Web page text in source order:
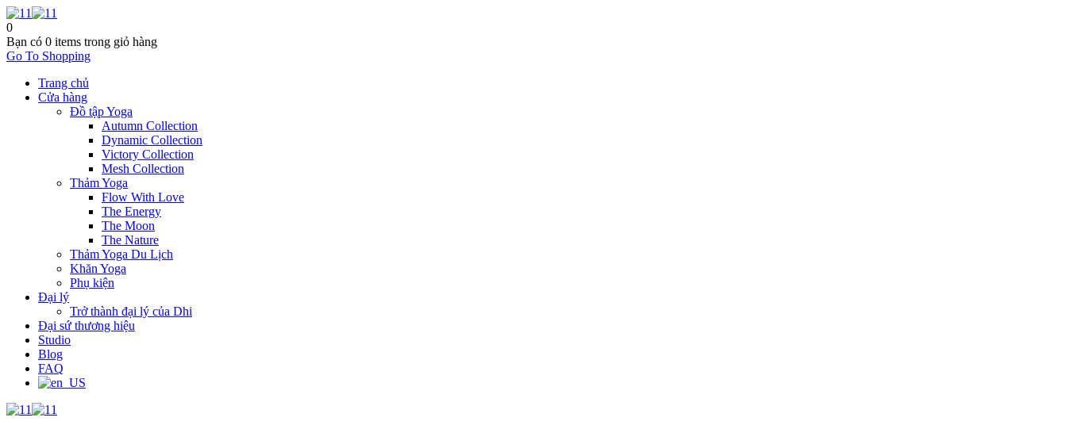
0
Bạn có 0 items trong giỏ hàng
Go To Shopping
Trang chủ
Cửa hàng
Đồ tập Yoga
Autumn Collection
Dynamic Collection
Victory Collection
Mesh Collection
Thảm Yoga
Flow With Love
The Energy
The Moon
The Nature
Thảm Yoga Du Lịch
Khăn Yoga
Phụ kiện
Đại lý
Trở thành đại lý của Dhi
Đại sứ thương hiệu
Studio
Blog
FAQ